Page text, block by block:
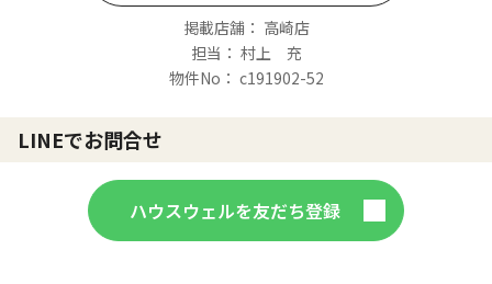
掲載店舗： 高崎店
担当： 村上 充
物件No： c191902-52
LINEでお問合せ
ハウスウェルを友だち登録